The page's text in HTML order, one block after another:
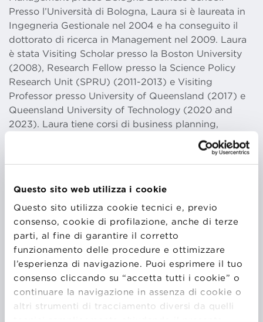
Questo sito web utilizza i cookie
Questo sito utilizza cookie tecnici e, previo
consenso, cookie di profilazione, anche di terze
parti, al fine di garantire il corretto
funzionamento delle procedure e ottimizzare
l’esperienza di navigazione. Puoi esprimere il tuo
consenso cliccando su “accetta tutti i cookie” o
continuare la navigazione in assenza di cookie o
altri strumenti di tracciamento diversi da quelli
Presso l’Università di Bologna, Laura si è laureata in
Ingegneria Gestionale nel 2004 e ha conseguito il
dottorato di ricerca in Management nel 2009. Laura
è stata Visiting Scholar presso la Boston University
(2008), Research Fellow presso la Science Policy
Research Unit (SPRU) (2011-2013) e Visiting
Professor presso University of Queensland (2017) e
Queensland University of Technology (2020 and
2023). Laura tiene corsi di business planning,
finanza imprenditoriale, ecosistemi imprenditoriali e
gestione dell’innovazione a livello universitario, MBA,
dottorato di ricerca ed executive. Nella sua ricerca,
dell’imprenditorialità e dell’innovazione. In primo
luogo, studia il panorama della finanza
imprenditoriale (venture capital, seed university
funds, proof of concept funds e impact investing). In
secondo luogo, si interessa di questioni sociali e di
sostenibilità, indagando il ruolo delle organizzazioni
ibride sociali e studiando le dinamiche delle
transizioni di sostenibilità con particolare attenzione
alla green economy. In terzo luogo, è interessata al